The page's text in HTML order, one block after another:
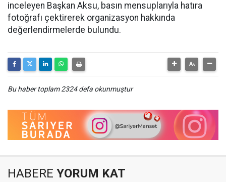
inceleyen Başkan Aksu, basın mensuplarıyla hatıra
fotoğrafı çektirerek organizasyon hakkında
değerlendirmelerde bulundu.
Bu haber toplam 2324 defa okunmuştur
HABERE YORUM KAT